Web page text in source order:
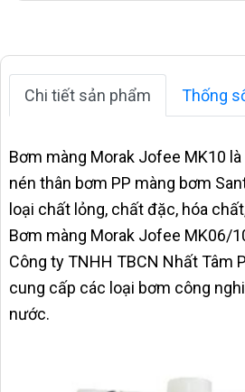
Chi tiết sản phẩm Thống
Bơm màng Morak Jofee MK10
nén thân bơm PP màng bơm
loại chất lỏng, chất đặc, hóa
Bơm màng Morak Jofee MK06/
Công ty TNHH TBCN Nhất Tâm
cung cấp các loại bơm công
nước.